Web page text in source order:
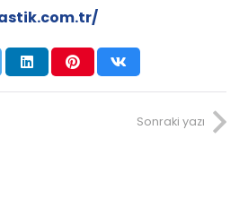
Sonraki yazı